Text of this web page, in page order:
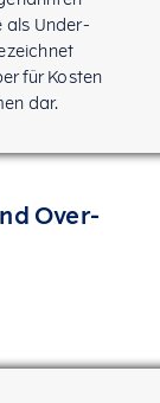
als Under-
für Kosten
dar.
Over-